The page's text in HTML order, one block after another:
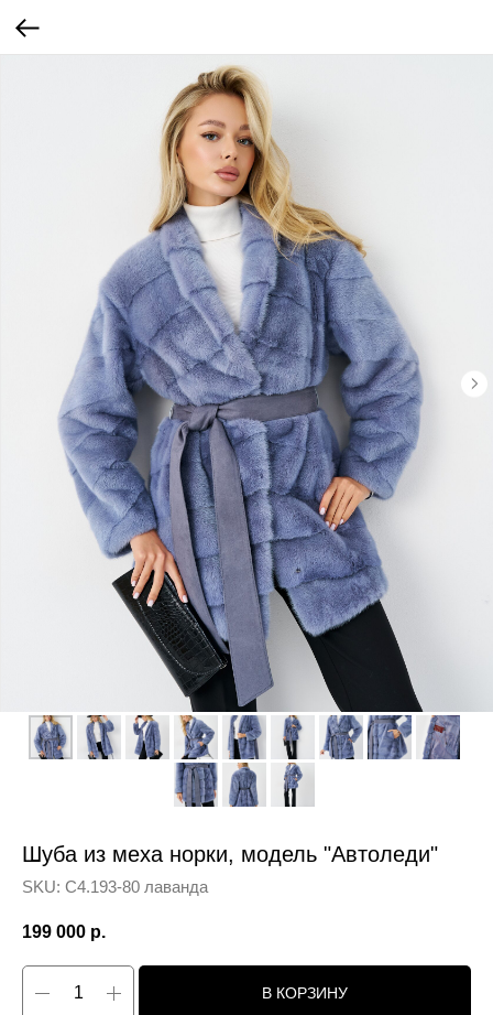
Шуба из меха норки, модель "Автоледи"
SKU: С4.193-80 лаванда
199 000 р.
В КОРЗИНУ